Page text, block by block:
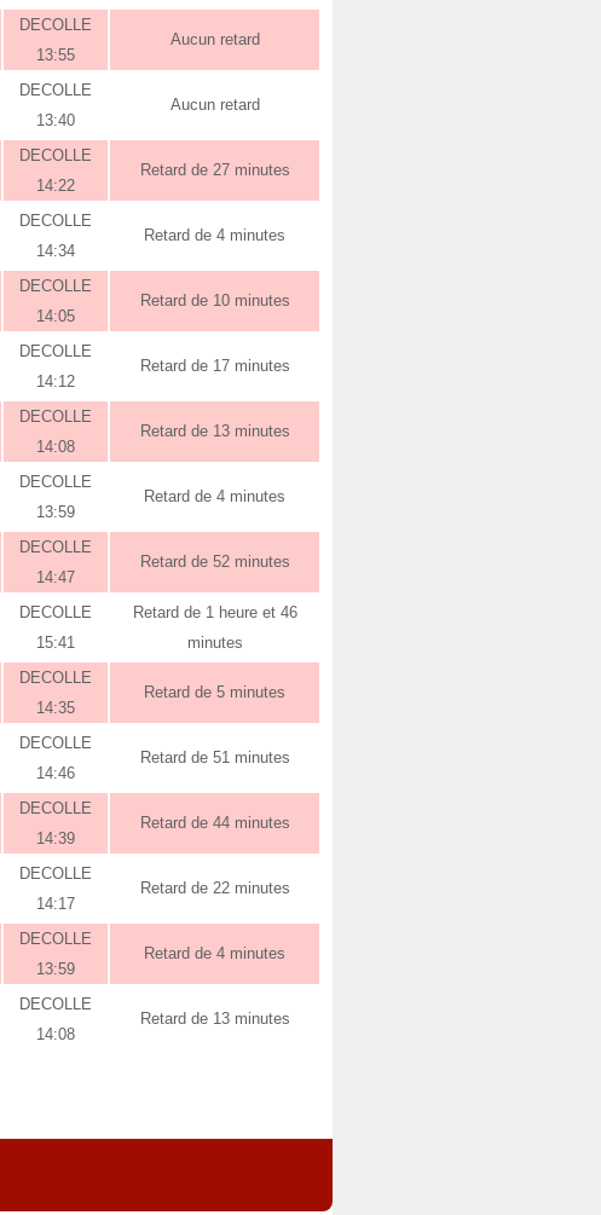
DECOLLE
13:55
Aucun retard
DECOLLE
13:40
Aucun retard
DECOLLE
14:22
Retard de 27 minutes
DECOLLE
14:34
Retard de 4 minutes
DECOLLE
14:05
Retard de 10 minutes
DECOLLE
14:12
Retard de 17 minutes
DECOLLE
14:08
Retard de 13 minutes
DECOLLE
13:59
Retard de 4 minutes
DECOLLE
14:47
Retard de 52 minutes
DECOLLE
15:41
Retard de 1 heure et 46
minutes
DECOLLE
14:35
Retard de 5 minutes
DECOLLE
14:46
Retard de 51 minutes
DECOLLE
14:39
Retard de 44 minutes
DECOLLE
14:17
Retard de 22 minutes
DECOLLE
13:59
Retard de 4 minutes
DECOLLE
14:08
Retard de 13 minutes